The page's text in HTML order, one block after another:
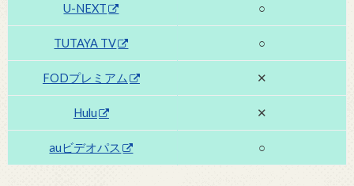
U-NEXT ○
TUTAYA TV ○
FODプレミアム ✕
Hulu ✕
auビデオパス ○